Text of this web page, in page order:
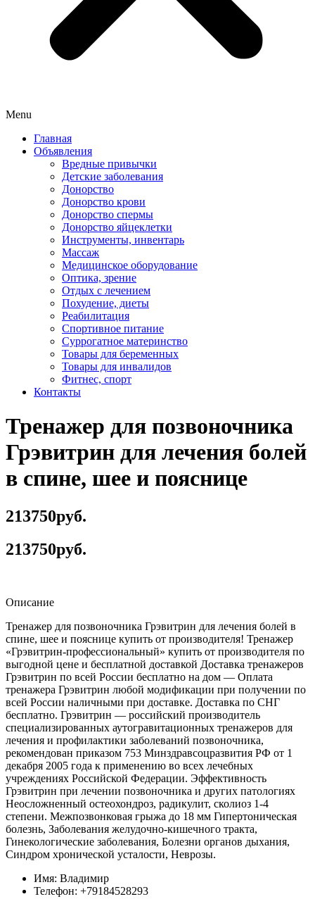
Menu
Главная
Объявления
Вредные привычки
Детские заболевания
Донорство
Донорство крови
Донорство спермы
Донорство яйцеклетки
Инструменты, инвентарь
Массаж
Медицинское оборудование
Оптика, зрение
Отдых с лечением
Похудение, диеты
Реабилитация
Спортивное питание
Суррогатное материнство
Товары для беременных
Товары для инвалидов
Фитнес, спорт
Контакты
Тренажер для позвоночника
Грэвитрин для лечения болей
в спине, шее и пояснице
213750руб.
213750руб.
Описание
Тренажер для позвоночника Грэвитрин для лечения болей в
спине, шее и пояснице купить от производителя! Тренажер
«Грэвитрин-профессиональный» купить от производителя по
выгодной цене и бесплатной доставкой Доставка тренажеров
Грэвитрин по всей России бесплатно на дом — Оплата
тренажера Грэвитрин любой модификации при получении по
всей России наличными при доставке. Доставка по СНГ
бесплатно. Грэвитрин — российский производитель
специализированных аутогравитационных тренажеров для
лечения и профилактики заболеваний позвоночника,
рекомендован приказом 753 Минздравсоцразвития РФ от 1
декабря 2005 года к применению во всех лечебных
учреждениях Российской Федерации. Эффективность
Грэвитрин при лечении позвоночника и других патологиях
Неосложненный остеохондроз, радикулит, сколиоз 1-4
степени. Межпозвонковая грыжа до 18 мм Гипертоническая
болезнь, Заболевания желудочно-кишечного тракта,
Гинекологические заболевания, Болезни органов дыхания,
Синдром хронической усталости, Неврозы.
Имя: Владимир
Телефон: +79184528293